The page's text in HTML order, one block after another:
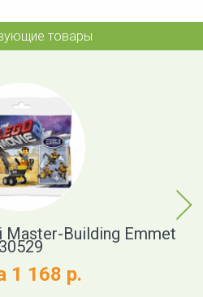
товары
Master-Building Emmet
30529
1 168 р.
Next